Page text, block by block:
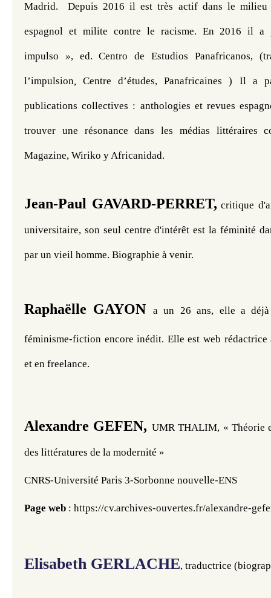
Madrid.  Depuis 2016 il est très actif dans le
espagnol et milite contre le racisme. En 2016 il a
impulso », ed. Centro de Estudios Panafricanos,
l’impulsion, Centre d’études, Panafricaines ) Il a
publications collectives : anthologies et revues
trouver une résonance dans les médias littéraires
Magazine, Wiriko y Africanidad.
Jean-Paul GAVARD-PERRET, critique
universitaire, son seul centre d'intérêt est la féminité
par un vieil homme. Biographie à venir.
Raphaëlle GAYON a un 26 ans, elle a
féminisme-fiction encore inédit. Elle est web rédactrice
et en freelance.
Alexandre GEFEN, UMR THALIM, « Théorie
des littératures de la modernité »
CNRS-Université Paris 3-Sorbonne nouvelle-ENS
Page web : https://cv.archives-ouvertes.fr/alexandre-
Elisabeth GERLACHE, traductrice